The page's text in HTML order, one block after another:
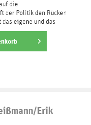
die
der Politik den Rücken
das eigene und das
Erik